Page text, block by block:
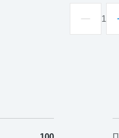
Количество
товара
1